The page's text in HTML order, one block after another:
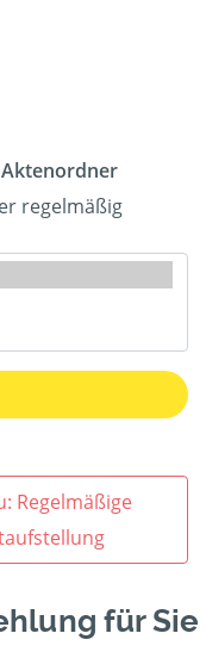
Aktenordner
regelmäßig
Regelmäßige
für Sie